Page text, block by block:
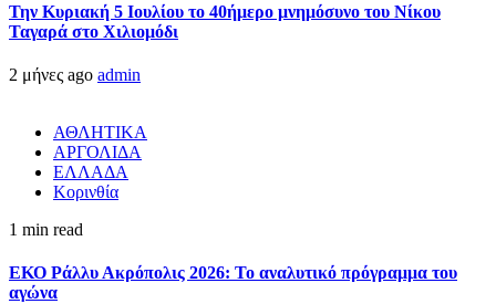
Την Κυριακή 5 Ιουλίου το 40ήμερο μνημόσυνο του Νίκου
Ταγαρά στο Χιλιομόδι
2 μήνες ago admin
ΑΘΛΗΤΙΚΑ
ΑΡΓΟΛΙΔΑ
ΕΛΛΑΔΑ
Κορινθία
1 min read
ΕΚΟ Ράλλυ Ακρόπολις 2026: Το αναλυτικό πρόγραμμα του
αγώνα